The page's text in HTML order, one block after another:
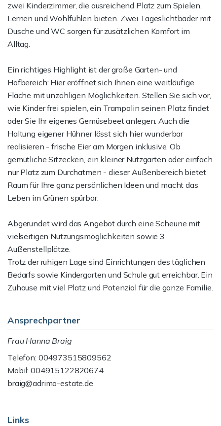
zwei Kinderzimmer, die ausreichend Platz zum Spielen,
Lernen und Wohlfühlen bieten. Zwei Tageslichtbäder mit
Dusche und WC sorgen für zusätzlichen Komfort im
Alltag.
Ein richtiges Highlight ist der große Garten- und
Hofbereich: Hier eröffnet sich Ihnen eine weitläufige
Fläche mit unzähligen Möglichkeiten. Stellen Sie sich vor,
wie Kinder frei spielen, ein Trampolin seinen Platz findet
oder Sie Ihr eigenes Gemüsebeet anlegen. Auch die
Haltung eigener Hühner lässt sich hier wunderbar
realisieren - frische Eier am Morgen inklusive. Ob
gemütliche Sitzecken, ein kleiner Nutzgarten oder einfach
nur Platz zum Durchatmen - dieser Außenbereich bietet
Raum für Ihre ganz persönlichen Ideen und macht das
Leben im Grünen spürbar.
Abgerundet wird das Angebot durch eine Scheune mit
vielseitigen Nutzungsmöglichkeiten sowie 3
Außenstellplätze.
Trotz der ruhigen Lage sind Einrichtungen des täglichen
Bedarfs sowie Kindergarten und Schule gut erreichbar. Ein
Zuhause mit viel Platz und Potenzial für die ganze Familie.
Ansprechpartner
Frau Hanna Braig
Telefon: 004973515809562
Mobil: 004915122820674
braig@adrimo-estate.de
Links